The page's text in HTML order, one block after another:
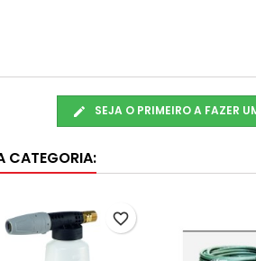
SEJA O PRIMEIRO A FAZER
CATEGORIA:
favorite_border